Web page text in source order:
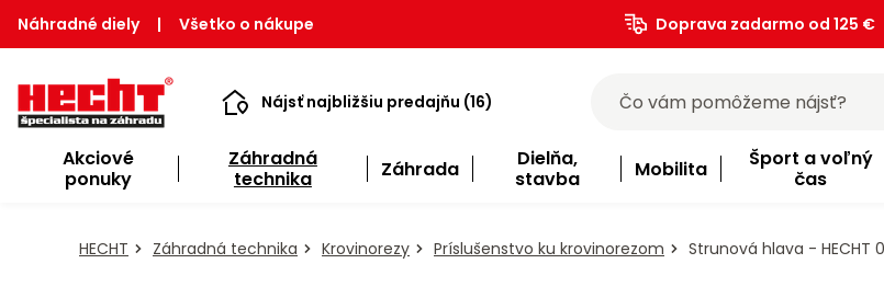
Náhradné diely | Všetko o nákupe Doprava zadarmo od 125 €
Nájsť najbližšiu predajňu (16)
Akciové
ponuky
Záhradná
technika
Záhrada
Dielňa,
stavba
Mobilita
Šport a voľný
čas
HECHT Záhradná technika Krovinorezy Príslušenstvo ku krovinorezom Strunová hlava - HECHT